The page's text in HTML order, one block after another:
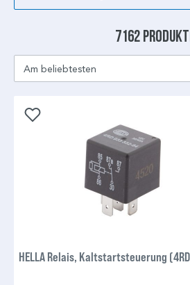
7162
HELLA Relais, Kaltstartsteuerung